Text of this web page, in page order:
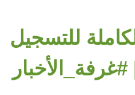
للتسجيل